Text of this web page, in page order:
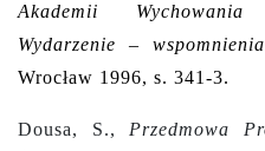
Akademii Wychowania
Wydarzenie –
Wrocław 1996, s. 341-3.
Dousa, S., Przedmowa